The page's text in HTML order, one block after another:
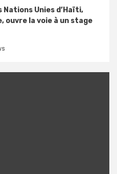
Nations Unies d’Haïti,
ouvre la voie à un stage